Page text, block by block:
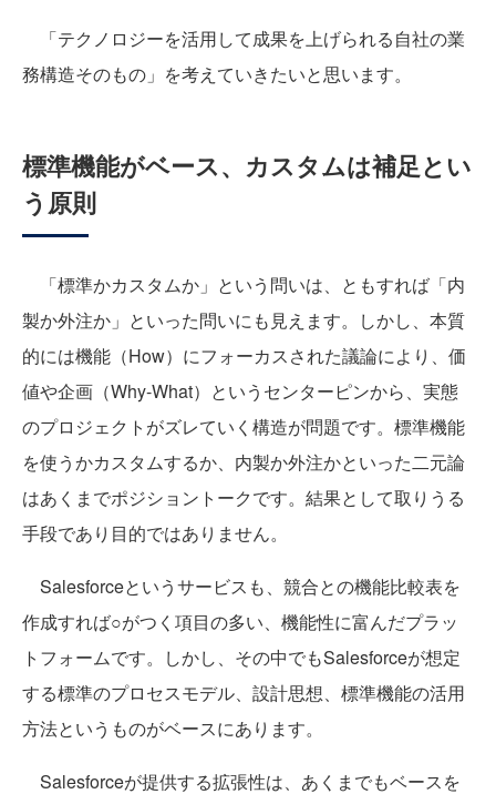
「テクノロジーを活用して成果を上げられる自社の業
務構造そのもの」を考えていきたいと思います。
標準機能がベース、カスタムは補足とい
う原則
「標準かカスタムか」という問いは、ともすれば「内
製か外注か」といった問いにも見えます。しかし、本質
的には機能（How）にフォーカスされた議論により、価
値や企画（Why-What）というセンターピンから、実態
のプロジェクトがズレていく構造が問題です。標準機能
を使うかカスタムするか、内製か外注かといった二元論
はあくまでポジショントークです。結果として取りうる
手段であり目的ではありません。
Salesforceというサービスも、競合との機能比較表を
作成すれば○がつく項目の多い、機能性に富んだプラッ
トフォームです。しかし、その中でもSalesforceが想定
する標準のプロセスモデル、設計思想、標準機能の活用
方法というものがベースにあります。
Salesforceが提供する拡張性は、あくまでもベースを